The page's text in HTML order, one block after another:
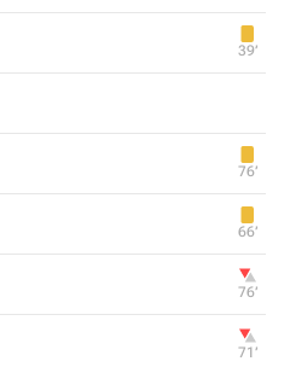
39‎’‎
76‎’‎
66‎’‎
76‎’‎
71‎’‎